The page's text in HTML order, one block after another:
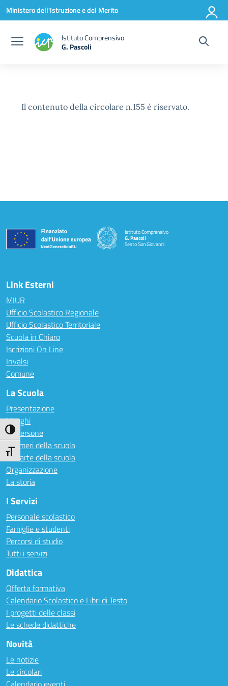
Attiva/disattiva alto contrasto
Attiva/disattiva dimensione testo
Vai ai contenuti
Vai al menu di navigazione
Vai al footer
Ministero dell'Istruzione e del Merito
Istituto Comprensivo
G. Pascoli
Il contenuto della circolare n.155 è riservato.
Istituto Comprensivo
G. Pascoli
Sesto San Giovanni
Link Esterni
MIUR
Ufficio Scolastico Regionale
Ufficio Scolastico Territoriale
Scuola in Chiaro
Iscrizioni On Line
Invalsi
Comune
La Scuola
Presentazione
I luoghi
Le persone
I numeri della scuola
Le carte della scuola
Organizzazione
La storia
I Servizi
Personale scolastico
Famiglie e studenti
Percorsi di studio
Tutti i servizi
Didattica
Offerta formativa
Calendario Scolastico e Libri di Testo
I progetti delle classi
Le schede didattiche
Novità
Le notizie
Le circolari